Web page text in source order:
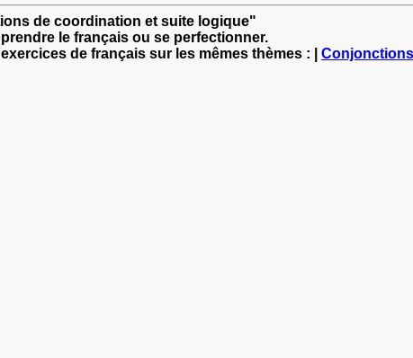
de coordination et suite logique"
le français ou se perfectionner.
de français sur les mêmes thèmes : | Conjonctions